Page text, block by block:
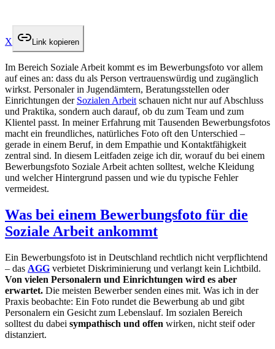
X Link kopieren
Im Bereich Soziale Arbeit kommt es im Bewerbungsfoto vor allem
auf eines an: dass du als Person vertrauenswürdig und zugänglich
wirkst. Personaler in Jugendämtern, Beratungsstellen oder
Einrichtungen der Sozialen Arbeit schauen nicht nur auf Abschluss
und Praktika, sondern auch darauf, ob du zum Team und zum
Klientel passt. In meiner Erfahrung mit Tausenden Bewerbungsfotos
macht ein freundliches, natürliches Foto oft den Unterschied –
gerade in einem Beruf, in dem Empathie und Kontaktfähigkeit
zentral sind. In diesem Leitfaden zeige ich dir, worauf du bei einem
Bewerbungsfoto Soziale Arbeit achten solltest, welche Kleidung
und welcher Hintergrund passen und wie du typische Fehler
vermeidest.
Was bei einem Bewerbungsfoto für die
Soziale Arbeit ankommt
Ein Bewerbungsfoto ist in Deutschland rechtlich nicht verpflichtend
– das AGG verbietet Diskriminierung und verlangt kein Lichtbild.
Von vielen Personalern und Einrichtungen wird es aber
erwartet. Die meisten Bewerber senden eines mit. Was ich in der
Praxis beobachte: Ein Foto rundet die Bewerbung ab und gibt
Personalern ein Gesicht zum Lebenslauf. Im sozialen Bereich
solltest du dabei sympathisch und offen wirken, nicht steif oder
distanziert.